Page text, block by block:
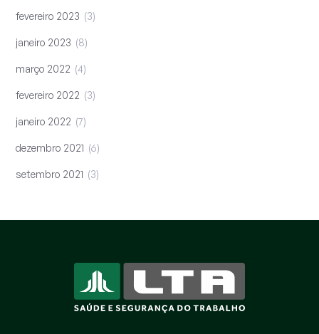
fevereiro 2023 3
janeiro 2023 8
março 2022 4
fevereiro 2022 3
janeiro 2022 7
dezembro 2021 6
setembro 2021 3